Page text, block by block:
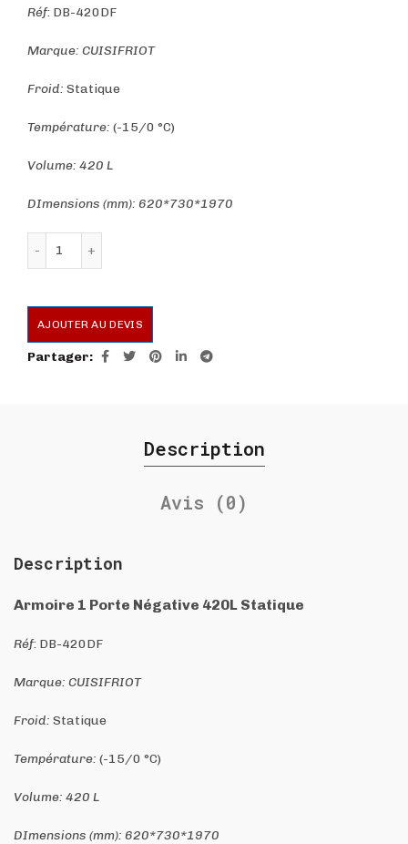
Réf: DB-420DF
Marque: CUISIFRIOT
Froid: Statique
Température: (-15/0 °C)
Volume: 420 L
DImensions (mm): 620*730*1970
AJOUTER AU DEVIS
Partager
Description
Avis (0)
Description
Armoire 1 Porte Négative 420L Statique
Réf: DB-420DF
Marque: CUISIFRIOT
Froid: Statique
Température: (-15/0 °C)
Volume: 420 L
DImensions (mm): 620*730*1970